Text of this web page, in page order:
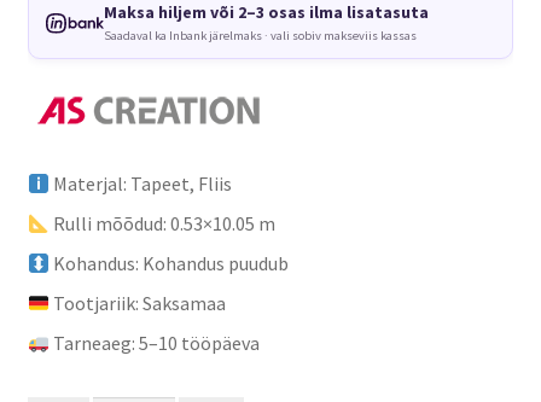
Maksa hiljem või 2–3 osas ilma lisatasuta
Saadaval ka Inbank järelmaks · vali sobiv makseviis kassas
Materjal: Tapeet, Fliis
Rulli mõõdud: 0.53×10.05 m
Kohandus: Kohandus puudub
Tootjariik: Saksamaa
Tarneaeg: 5–10 tööpäeva